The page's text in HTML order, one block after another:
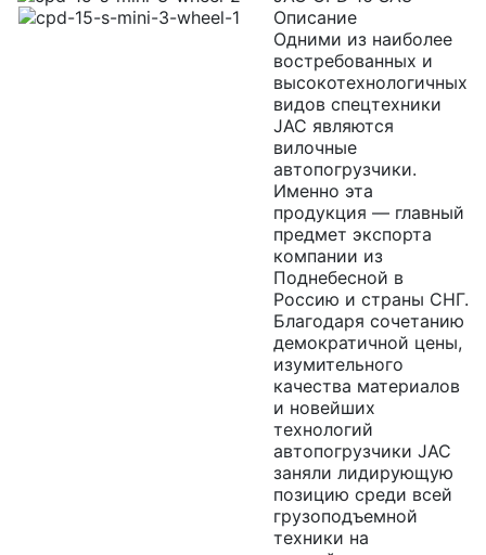
Описание
Одними из наиболее
востребованных и
высокотехнологичных
видов спецтехники
JAC являются
вилочные
автопогрузчики.
Именно эта
продукция — главный
предмет экспорта
компании из
Поднебесной в
Россию и страны СНГ.
Благодаря сочетанию
демократичной цены,
изумительного
качества материалов
и новейших
технологий
автопогрузчики JAC
заняли лидирующую
позицию среди всей
грузоподъемной
техники на